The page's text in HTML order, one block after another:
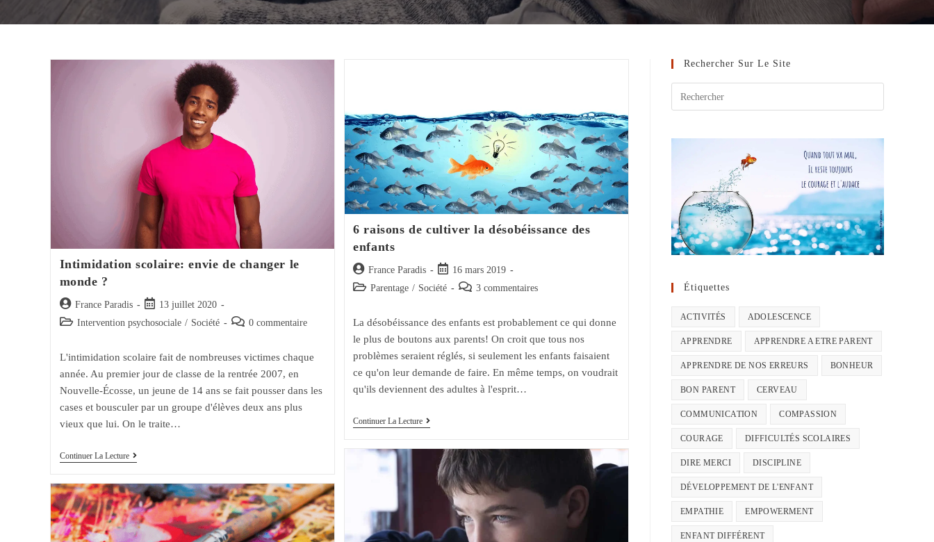
Intimidation scolaire: envie de changer le
monde ?
Auteur/autrice
de
France Paradis
Post
published:
13 juillet 2020
Post Intervention psychosociale / Société
Post 0 commentaire
L'intimidation scolaire fait de nombreuses victimes chaque
année. Au premier jour de classe de la rentrée 2007, en
Nouvelle-Écosse, un jeune de 14 ans se fait pousser dans les
cases et bousculer par un groupe d'élèves deux ans plus
vieux que lui. On le traite…
Continuer La LectureIntimidation
De
Changer
Le
Monde
?
6 raisons de cultiver la désobéissance des
enfants
Auteur/autrice
de
France Paradis
Post
published:
16 mars 2019
Post Parentage / Société
Post 3 commentaires
La désobéissance des enfants est probablement ce qui donne
le plus de boutons aux parents! On croit que tous nos
problèmes seraient réglés, si seulement les enfants faisaient
ce qu'on leur demande de faire. En même temps, on voudrait
qu'ils deviennent des adultes à l'esprit…
Continuer La Lecture6
Cultiver
Désobéissance
Enfants
Rechercher Sur Le Site
Étiquettes
ACTIVITÉS ADOLESCENCE
APPRENDRE APPRENDRE A ETRE PARENT
APPRENDRE DE NOS ERREURS BONHEUR
BON PARENT CERVEAU
COMMUNICATION COMPASSION
COURAGE DIFFICULTÉS SCOLAIRES
DIRE MERCI DISCIPLINE
DÉVELOPPEMENT DE L'ENFANT
EMPATHIE EMPOWERMENT
ENFANT DIFFÉRENT